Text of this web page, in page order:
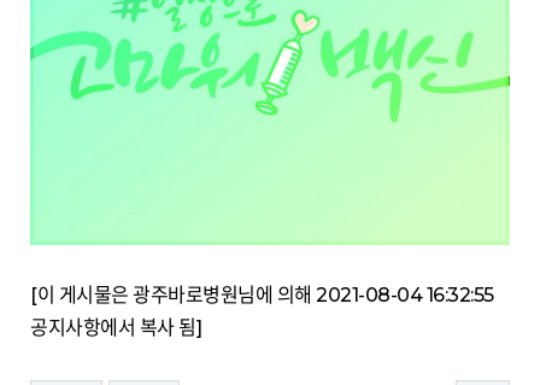
[이 게시물은 광주바로병원님에 의해 2021-08-04 16:32:55
공지사항에서 복사 됨]